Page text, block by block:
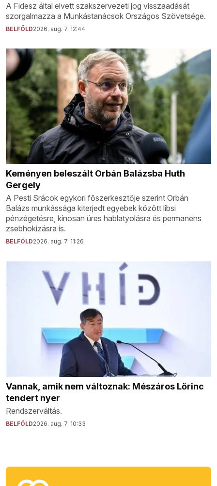
A Fidesz által elvett szakszervezeti jog visszaadását
szorgalmazza a Munkástanácsok Országos Szövetsége.
BELFÖLD2026. aug. 7. 12:44
Keményen beleszált Orbán Balázsba Huth
Gergely
A Pesti Srácok egykori főszerkesztője szerint Orbán
Balázs munkássága kiterjedt egyebek között libsi
pénzégetésre, kínosan üres hablatyolásra és permanens
zsebhokizásra is.
BELFÖLD2026. aug. 7. 11:26
Vannak, amik nem változnak: Mészáros Lőrinc
tendert nyer
Rendszerváltás.
BELFÖLD2026. aug. 7. 10:33